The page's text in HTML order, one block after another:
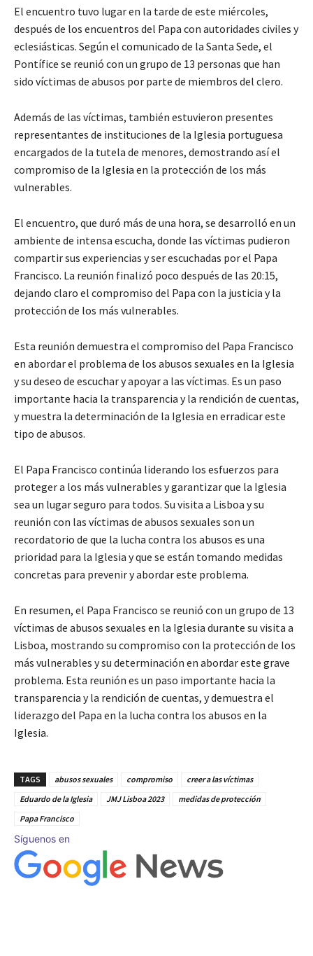
El encuentro tuvo lugar en la tarde de este miércoles,
después de los encuentros del Papa con autoridades civiles y
eclesiásticas. Según el comunicado de la Santa Sede, el
Pontífice se reunió con un grupo de 13 personas que han
sido víctimas de abusos por parte de miembros del clero.
Además de las víctimas, también estuvieron presentes
representantes de instituciones de la Iglesia portuguesa
encargados de la tutela de menores, demostrando así el
compromiso de la Iglesia en la protección de los más
vulnerables.
El encuentro, que duró más de una hora, se desarrolló en un
ambiente de intensa escucha, donde las víctimas pudieron
compartir sus experiencias y ser escuchadas por el Papa
Francisco. La reunión finalizó poco después de las 20:15,
dejando claro el compromiso del Papa con la justicia y la
protección de los más vulnerables.
Esta reunión demuestra el compromiso del Papa Francisco
en abordar el problema de los abusos sexuales en la Iglesia
y su deseo de escuchar y apoyar a las víctimas. Es un paso
importante hacia la transparencia y la rendición de cuentas,
y muestra la determinación de la Iglesia en erradicar este
tipo de abusos.
El Papa Francisco continúa liderando los esfuerzos para
proteger a los más vulnerables y garantizar que la Iglesia
sea un lugar seguro para todos. Su visita a Lisboa y su
reunión con las víctimas de abusos sexuales son un
recordatorio de que la lucha contra los abusos es una
prioridad para la Iglesia y que se están tomando medidas
concretas para prevenir y abordar este problema.
En resumen, el Papa Francisco se reunió con un grupo de 13
víctimas de abusos sexuales en la Iglesia durante su visita a
Lisboa, mostrando su compromiso con la protección de los
más vulnerables y su determinación en abordar este grave
problema. Esta reunión es un paso importante hacia la
transparencia y la rendición de cuentas, y demuestra el
liderazgo del Papa en la lucha contra los abusos en la
Iglesia.
TAGS abusos sexuales compromiso
creer a las víctimas
Eduardo de la Iglesia
JMJ Lisboa 2023
medidas de protección
Papa Francisco
Síguenos en